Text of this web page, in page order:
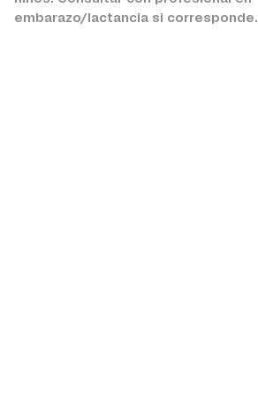
embarazo/lactancia si corresponde.